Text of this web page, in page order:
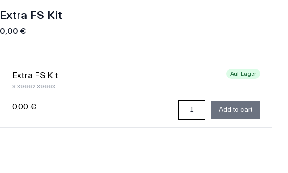
Extra FS Kit
0,00 €
Extra FS Kit
3.39662.39663
Auf Lager
0,00 € Add to cart